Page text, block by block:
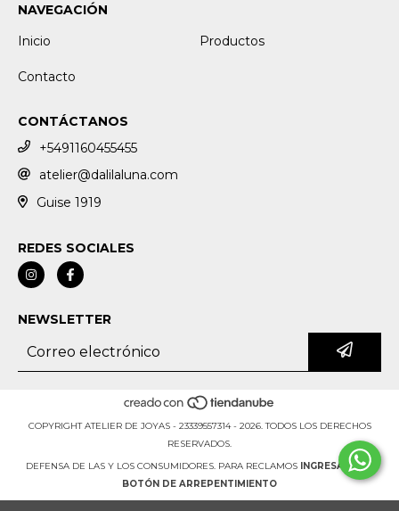
NAVEGACIÓN
Inicio
Productos
Contacto
CONTÁCTANOS
+5491160455455
atelier@dalilaluna.com
Guise 1919
REDES SOCIALES
NEWSLETTER
COPYRIGHT ATELIER DE JOYAS - 23339557314 - 2026. TODOS LOS DERECHOS
RESERVADOS.
DEFENSA DE LAS Y LOS CONSUMIDORES. PARA RECLAMOS
INGRESA AQUÍ.
BOTÓN DE ARREPENTIMIENTO